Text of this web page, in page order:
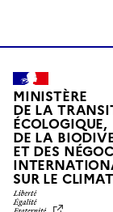
MINISTÈRE
DE LA
ÉCOLOGIQUE,
DE LA
ET DES
SUR LE